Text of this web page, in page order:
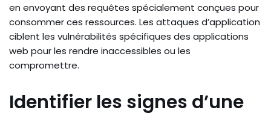
en envoyant des requêtes spécialement conçues pour
consommer ces ressources. Les attaques d’application
ciblent les vulnérabilités spécifiques des applications
web pour les rendre inaccessibles ou les
compromettre.
Identifier les signes d’une